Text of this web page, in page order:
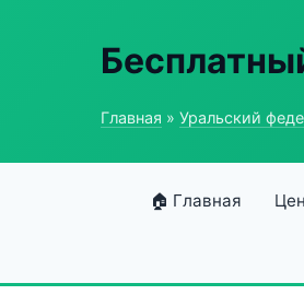
Главная » Уральский
🏠 Главная